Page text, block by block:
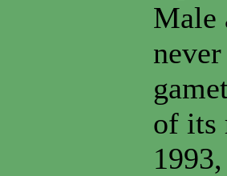
Male
of its